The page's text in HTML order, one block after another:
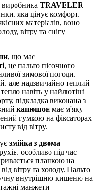
виробника TRAVELER —
яка цінує комфорт,
матеріалів, воно
вітру та снігу
, що має
, це пальто пісочного
зимової погоди.
але надзвичайно теплий
навіть у найлютіші
підкладка виконана з
капюшон має м'яку
гумкою на фіксаторах
від вітру.
змійка з двома
особливо під час
планкою на
вітру та холоду. Пальто
внутрішню кишеню на
манжети